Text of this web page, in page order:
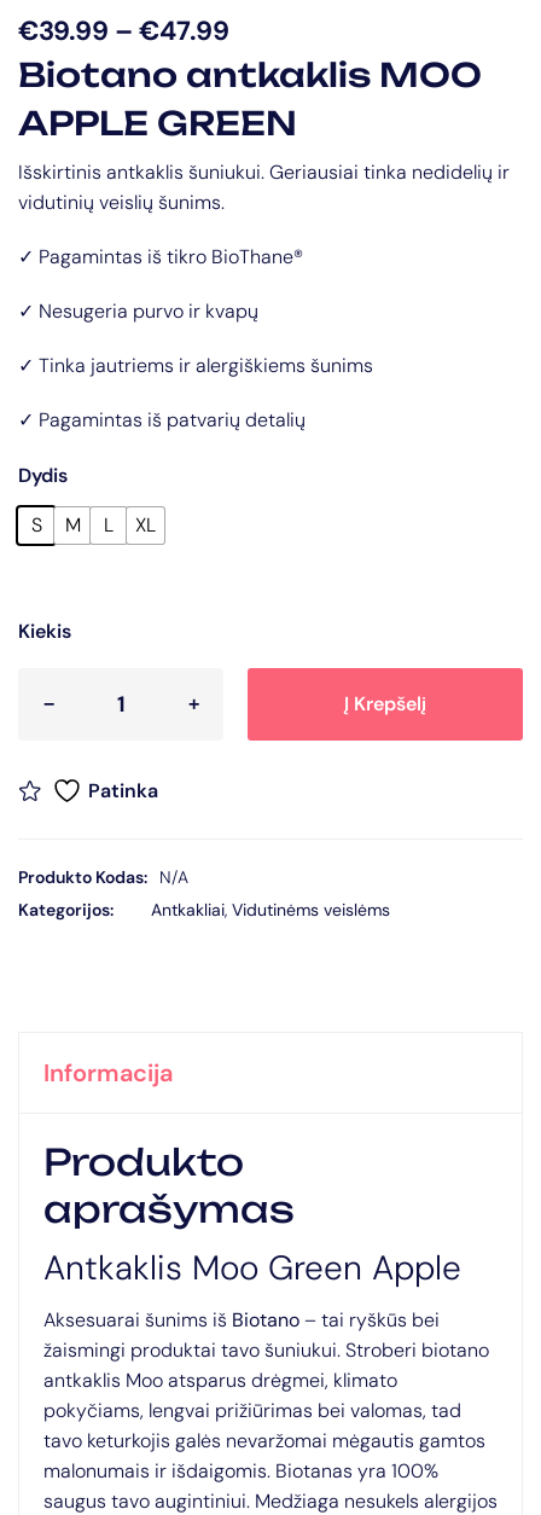
€39.99 – €47.99
Biotano antkaklis MOO
APPLE GREEN
Išskirtinis antkaklis šuniukui. Geriausiai tinka nedidelių ir
vidutinių veislių šunims.
✓ Pagamintas iš tikro BioThane®
✓ Nesugeria purvo ir kvapų
✓ Tinka jautriems ir alergiškiems šunims
✓ Pagamintas iš patvarių detalių
Dydis
S
M L XL
Kiekis
Į Krepšelį
Patinka
Produkto Kodas:
N/A
Kategorijos:
Antkakliai, Vidutinėms veislėms
Informacija
Produkto
aprašymas
Antkaklis Moo Green Apple
Aksesuarai šunims iš Biotano– tai ryškūs bei
žaismingi produktai tavo šuniukui. Stroberi biotano
antkaklis Moo atsparus drėgmei, klimato
pokyčiams, lengvai prižiūrimas bei valomas, tad
tavo keturkojis galės nevaržomai mėgautis gamtos
malonumais ir išdaigomis. Biotanas yra 100%
saugus tavo augintiniui. Medžiaga nesukels alergijos